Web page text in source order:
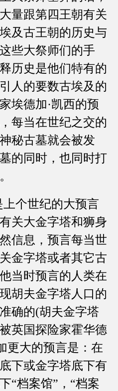
量跟第四王朝有关
及古王朝的历史与
些大祭师们的手
历史是他们特有的
人的要数古埃及的
埃德加·凯西的预
每当在世纪之交的
秘古墓就会被发
的同时，也同时打
个世纪的大预言
关大金字塔和狮身
信息，预言每当世
金字塔或者其它古
当时预言的人类在
胡夫金字塔人口的
确的(胡夫金字塔
英国探险家霍华德
更大的预言是：在
下或金字塔底下有
“档案馆”，“档案